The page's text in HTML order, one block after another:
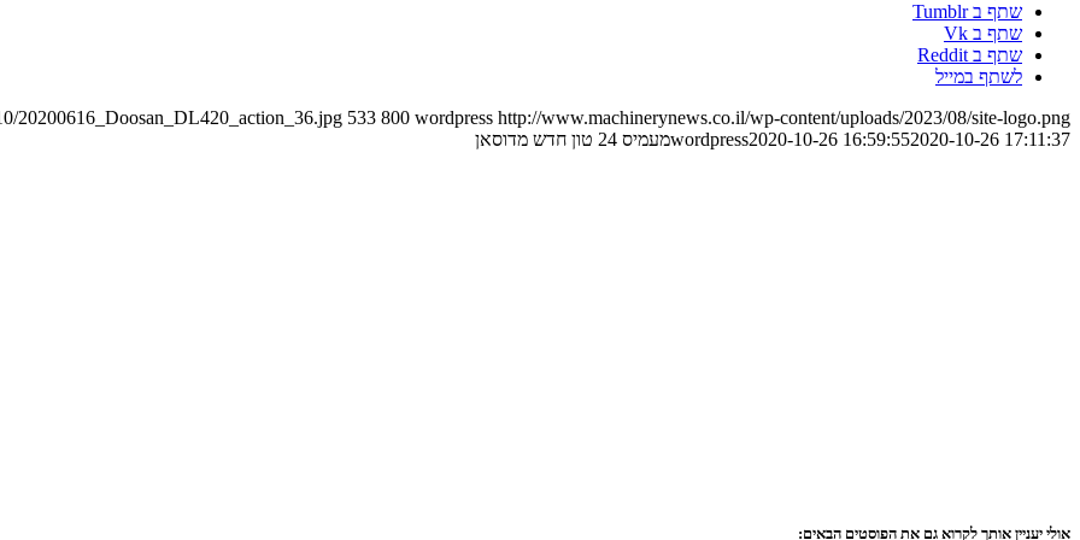
שתף ב Tumblr
שתף ב Vk
שתף ב Reddit
לשתף במייל
20200616_Doosan_DL420_action_36.jpg 533 800 wordpress http://www.machinerynews.co.il/wp-content/uploads/2023/08/site-logo.png
wordpress2020-10-26 16:59:552020-10-26 17:11:37 מעמיס 24 טון חדש מדוסאן
אולי יעניין אותך לקרוא גם את הפוסטים הבאים: